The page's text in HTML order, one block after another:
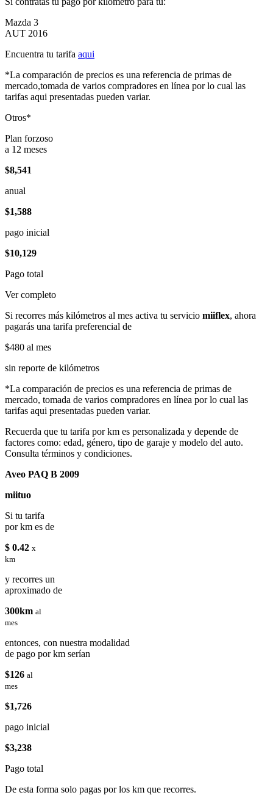
Mazda 3
AUT 2016
Encuentra tu tarifa aqui
*La comparación de precios es una referencia de primas de
mercado,tomada de varios compradores en línea por lo cual las
tarifas aqui presentadas pueden variar.
Otros*
Plan forzoso
a 12 meses
$8,541
anual
$1,588
pago inicial
$10,129
Pago total
Ver completo
Si recorres más kilómetros al mes activa tu servicio miiflex, ahora
pagarás una tarifa preferencial de
$480 al mes
sin reporte de kilómetros
*La comparación de precios es una referencia de primas de
mercado, tomada de varios compradores en línea por lo cual las
tarifas aqui presentadas pueden variar.
Recuerda que tu tarifa por km es personalizada y depende de
factores como: edad, género, tipo de garaje y modelo del auto.
Consulta términos y condiciones.
Aveo PAQ B 2009
miituo
Si tu tarifa
por km es de
$ 0.42 x
km
y recorres un
aproximado de
300km al
mes
entonces, con nuestra modalidad
de pago por km serían
$126 al
mes
$1,726
pago inicial
$3,238
Pago total
De esta forma solo pagas por los km que recorres.